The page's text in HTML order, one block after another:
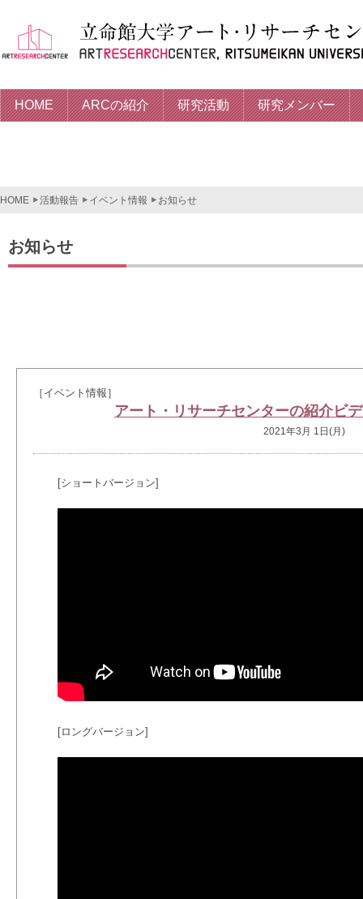
HOME ARCの紹介 研究活動 研究メンバー
HOME 活動報告 イベント情報 お知らせ
お知らせ
［イベント情報］
アート・リサーチセンターの紹介ビ
2021年3月 1日(月)
[ショートバージョン]
[ロングバージョン]